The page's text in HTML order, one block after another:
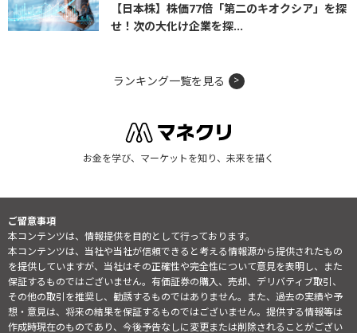
【日本株】株価77倍「第二のキオクシア」を探
せ！次の大化け企業を探...
ランキング一覧を見る
お金を学び、マーケットを知り、未来を描く
ご留意事項
本コンテンツは、情報提供を目的として行っております。
本コンテンツは、当社や当社が信頼できると考える情報源から提供されたもの
を提供していますが、当社はその正確性や完全性について意見を表明し、また
保証するものではございません。有価証券の購入、売却、デリバティブ取引、
その他の取引を推奨し、勧誘するものではありません。また、過去の実績や予
想・意見は、将来の結果を保証するものではございません。提供する情報等は
作成時現在のものであり、今後予告なしに変更または削除されることがござい